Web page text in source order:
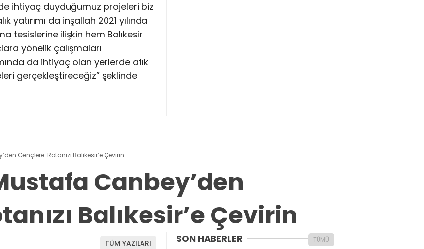
ihtiyaç duyduğumuz projeleri biz
yatırımı da inşallah 2021 yılında
tesislerine ilişkin hem Balıkesir
yönelik çalışmaları
da ihtiyaç olan yerlerde atık
gerçekleştireceğiz” şeklinde
Gençlere: Rotanızı Balıkesir’e Çevirin
Canbey’den
Balıkesir’e Çevirin
TÜM YAZILARI SON HABERLER TÜMÜ